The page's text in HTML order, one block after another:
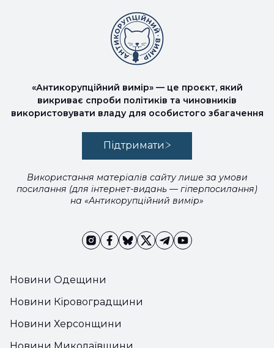
Новини Одещини
Новини Кіровоградщини
Новини Херсонщини
«Антикорупційний вимір» — це проєкт, який
викриває спроби політиків та чиновників
використовувати владу для особистого збагачення
Підтримати
Використання матеріалів сайту лише за умови
посилання (для інтернет-видань — гіперпосилання)
на «Антикорупційний вимір»